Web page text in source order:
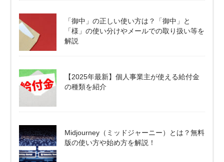
「御中」の正しい使い方は？「御中」と
「様」の使い分けやメールでの取り扱い等を
解説
【2025年最新】個人事業主が使える給付金
の種類を紹介
Midjourney（ミッドジャーニー）とは？無料
版の使い方や始め方を解説！